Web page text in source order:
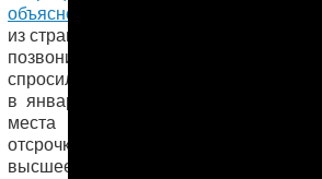
объяснения причин
. Все
из страны также были
позвонил майор Лебапского
спросил, не собирается ли он
в январе Омрузак предоставил в
места учебы. По закону
отсрочка от службы в армии, если
высшее образование.